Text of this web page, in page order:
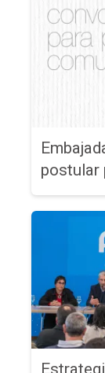
postular